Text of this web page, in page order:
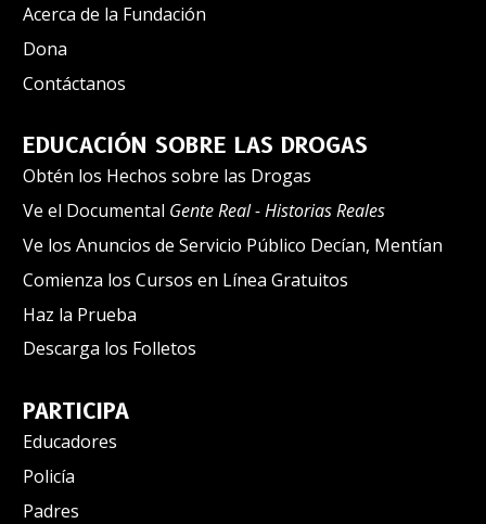
Acerca de la Fundación
Dona
Contáctanos
EDUCACIÓN SOBRE LAS DROGAS
Obtén los Hechos sobre las Drogas
Ve el Documental Gente Real - Historias Reales
Ve los Anuncios de Servicio Público Decían, Mentían
Comienza los Cursos en Línea Gratuitos
Haz la Prueba
Descarga los Folletos
PARTICIPA
Educadores
Policía
Padres